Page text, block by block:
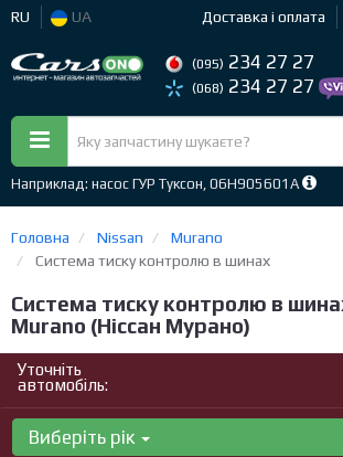
RU UA Доставка і оплата
(095) 234 27 27
(068) 234 27 27
Наприклад: насос ГУР Туксон, 06H905601A
Головна Nissan
Murano
Система тиску контролю в шинах
Система тиску контролю в
Murano (Ніссан Мурано)
Уточніть
автомобіль:
Виберіть рік